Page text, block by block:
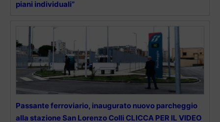
piani individuali”
Passante ferroviario, inaugurato nuovo parcheggio
alla stazione San Lorenzo Colli CLICCA PER IL VIDEO